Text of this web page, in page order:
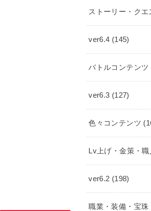
ストーリー・クエ
ver6.4 (145)
バトルコンテンツ
ver6.3 (127)
色々コンテンツ
Lv上げ・金策・職
ver6.2 (198)
職業・装備・宝珠